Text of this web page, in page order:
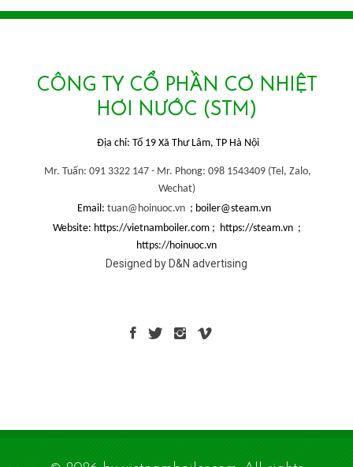
CÔNG TY CỔ PHẦN CƠ NHIỆT
HƠI NƯỚC (STM)
Địa chỉ: Tổ 19 Xã Thư Lâm, TP Hà Nội
Mr. Tuấn: 091 3322 147 - Mr. Phong: 098 1543409 (Tel, Zalo,
Wechat)
Email: tuan@hoinuoc.vn ; boiler@steam.vn
Website: https://vietnamboiler.com ; https://steam.vn ;
https://hoinuoc.vn
Designed by D&N advertising